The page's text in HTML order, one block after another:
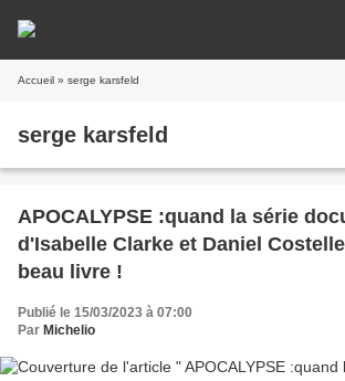
Accueil » serge karsfeld
serge karsfeld
APOCALYPSE :quand la série
d'Isabelle Clarke et Daniel
beau livre !
Publié le 15/03/2023 à 07:00
Par Michelio